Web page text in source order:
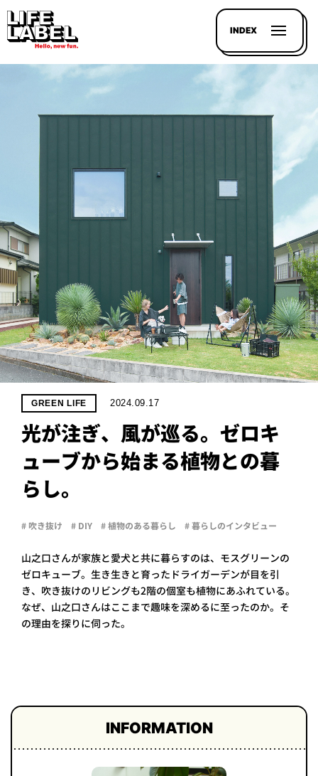
INDEX
記事を
HOUSE
LINE-
PROJECT
WHAT’S
LIFE
LABEL
ライフレー
ついて
会社概
要
企業の
方へ
報
GREEN LIFE 2024.09.17
光が注ぎ、風が巡る。ゼロキ
ューブから始まる植物との暮
らし。
# 吹き抜け # DIY # 植物のある暮らし # 暮らしのインタビュー
山之口さんが家族と愛犬と共に暮らすのは、モスグリーンの
ゼロキューブ。生き生きと育ったドライガーデンが目を引
き、吹き抜けのリビングも2階の個室も植物にあふれている。
なぜ、山之口さんはここまで趣味を深めるに至ったのか。そ
の理由を探りに伺った。
INFORMATION